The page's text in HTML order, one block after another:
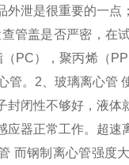
泄是很重要的一点
管盖是否严密，在
PC），聚丙烯（
。2、玻璃离心管
闭性不够好，液体
器正常工作。超速
而钢制离心管强度